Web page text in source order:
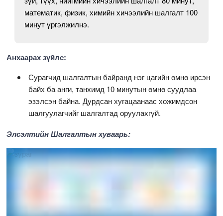
математик, физик, химийн хичээлийн шалгалт 100
минут үргэлжилнэ.
Анхаарах зүйлс:
Сурагчид шалгалтын байранд нэг цагийн өмнө ирсэн
байх ба анги, танхимд 10 минутын өмнө суудлаа
эзэлсэн байна. Дурдсан хугацаанаас хожимдсон
шалгуулагчийг шалгалтад оруулахгүй.
Элсэлтийн Шалгалтын хуваарь: